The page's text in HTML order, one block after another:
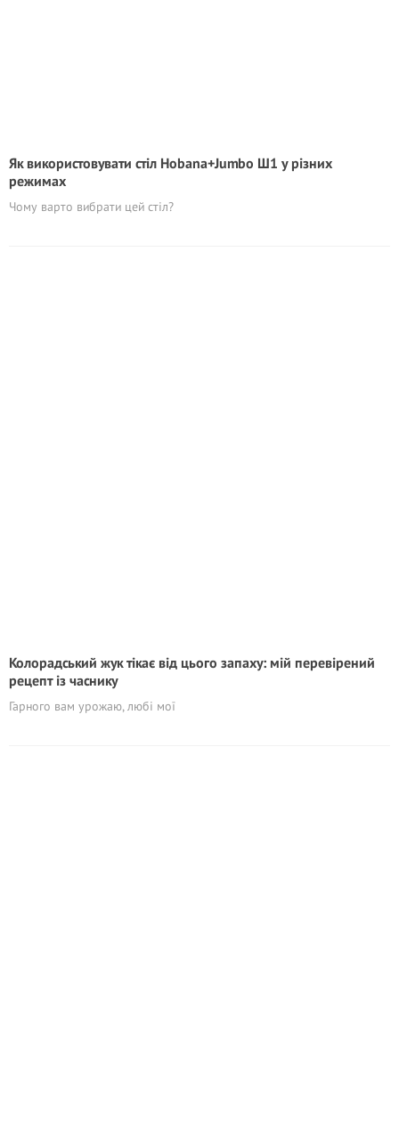
Як використовувати стіл Hobana+Jumbo Ш1 у різних
режимах
Чому варто вибрати цей стіл?
Колорадський жук тікає від цього запаху: мій перевірений
рецепт із часнику
Гарного вам урожаю, любі мої